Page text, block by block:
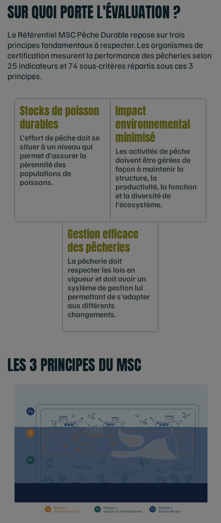
SUR QUOI PORTE L'ÉVALUATION ?
Le Référentiel MSC Pêche Durable repose sur trois
principes fondamentaux à respecter. Les organismes de
certification mesurent la performance des pêcheries selon
25 indicateurs et 74 sous-critères répartis sous ces 3
principes.
Stocks de poisson
durables
L'effort de pêche doit se
situer à un niveau qui
permet d'assurer la
pérennité des
populations de
poissons.
Impact
environnemental
minimisé
Les activités de pêche
doivent être gérées de
façon à maintenir la
structure, la
productivité, la fonction
et la diversité de
l'écosystème.
Gestion efficace
des pêcheries
La pêcherie doit
respecter les lois en
vigueur et doit avoir un
système de gestion lui
permettant de s'adapter
aux différents
changements.
LES 3 PRINCIPES DU MSC